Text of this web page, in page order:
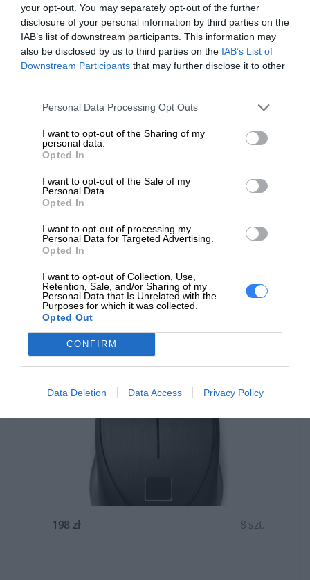
your opt-out. You may separately opt-out of the further
disclosure of your personal information by third parties on the
IAB’s list of downstream participants. This information may
also be disclosed by us to third parties on the IAB’s List of
Downstream Participants that may further disclose it to other
Personal Data Processing Opt Outs
I want to opt-out of the Sharing of my
personal data.
Opted In
I want to opt-out of the Sale of my
Personal Data.
Opted In
I want to opt-out of processing my
Personal Data for Targeted Advertising.
Opted In
I want to opt-out of Collection, Use,
Retention, Sale, and/or Sharing of my
Personal Data that Is Unrelated with the
Purposes for which it was collected.
Opted Out
CONFIRM
Data Deletion Data Access Privacy Policy
Bateria w zestawie: Nie
Zasięg [m]: 10
Rozdzielczość: 7200 dpi
Liczba przycisków: 7
Liczba rolek: 1
Programowalne przyciski: Tak
Kolor:
POLECANE PRODUKTY
198 zł 8 szt.